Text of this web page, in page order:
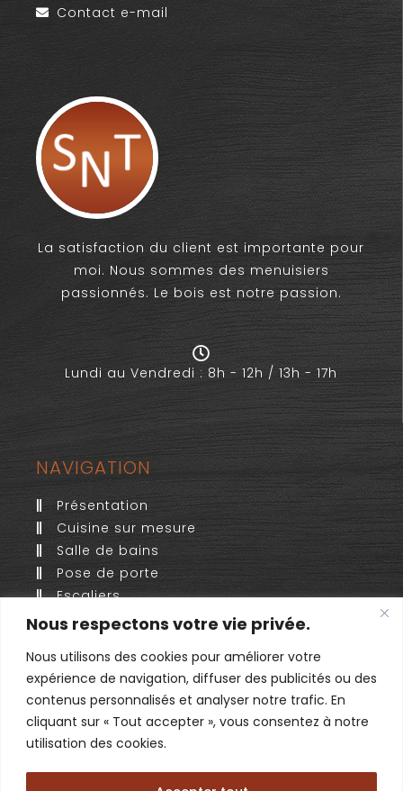
Nous respectons votre vie privée.
Nous utilisons des cookies pour améliorer votre
expérience de navigation, diffuser des publicités ou des
contenus personnalisés et analyser notre trafic. En
cliquant sur « Tout accepter », vous consentez à notre
utilisation des cookies.
Contact e-mail
La satisfaction du client est importante pour
moi. Nous sommes des menuisiers
passionnés. Le bois est notre passion.
Lundi au Vendredi : 8h - 12h / 13h - 17h
NAVIGATION
Présentation
Cuisine sur mesure
Salle de bains
Pose de porte
Escaliers
Meubles sur mesure
Armoires et dressings
Aménagements sur mesure
Réalisations
devis gratuit
Contact